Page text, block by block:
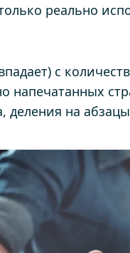
реально
с
деления на